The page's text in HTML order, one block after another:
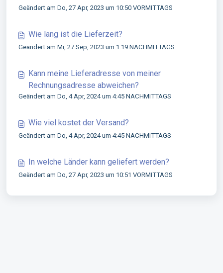
Geändert am Do, 27 Apr, 2023 um 10:50 VORMITTAGS
Wie lang ist die Lieferzeit?
Geändert am Mi, 27 Sep, 2023 um 1:19 NACHMITTAGS
Kann meine Lieferadresse von meiner
Rechnungsadresse abweichen?
Geändert am Do, 4 Apr, 2024 um 4:45 NACHMITTAGS
Wie viel kostet der Versand?
Geändert am Do, 4 Apr, 2024 um 4:45 NACHMITTAGS
In welche Länder kann geliefert werden?
Geändert am Do, 27 Apr, 2023 um 10:51 VORMITTAGS